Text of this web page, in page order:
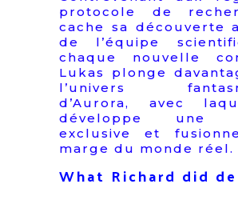
protocole de
cache sa découverte
de l’équipe
chaque nouvelle
Lukas plonge
l’univers
d’Aurora, avec
développe une
exclusive et
marge du monde réel.
What Richard did